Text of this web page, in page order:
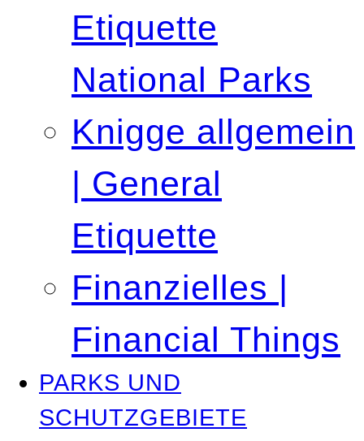
Etiquette
National Parks
Knigge allgemein
| General
Etiquette
Finanzielles |
Financial Things
PARKS UND
SCHUTZGEBIETE